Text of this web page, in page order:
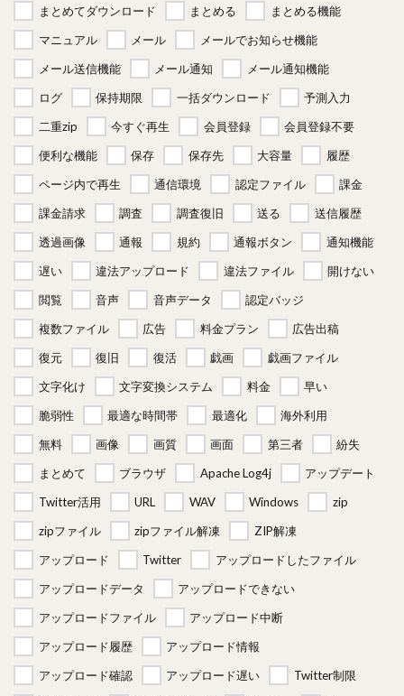
まとめてダウンロード
まとめる
まとめる機能
マニュアル
メール
メールでお知らせ機能
メール送信機能
メール通知
メール通知機能
ログ
保持期限 一括ダウンロード
予測入力
二重zip
今すぐ再生 会員登録
会員登録不要
便利な機能
保存 保存先 大容量
履歴
ページ内で再生
通信環境 認定ファイル
課金
課金請求
調査 調査復旧 送る
送信履歴
透過画像
通報 規約 通報ボタン
通知機能
遅い
違法アップロード 違法ファイル
開けない
閲覧
音声 音声データ
認定バッジ
複数ファイル
広告 料金プラン
広告出稿
復元
復旧 復活 戯画
戯画ファイル
文字化け
文字変換システム 料金
早い
脆弱性
最適な時間帯 最適化
海外利用
無料
画像 画質 画面 第三者
紛失
まとめて
ブラウザ Apache Log4j
アップデート
Twitter活用
URL WAV Windows
zip
zipファイル
zipファイル解凍
ZIP解凍
アップロード
Twitter
アップロードしたファイル
アップロードデータ
アップロードできない
アップロードファイル
アップロード中断
アップロード履歴
アップロード情報
アップロード確認
アップロード遅い
Twitter制限